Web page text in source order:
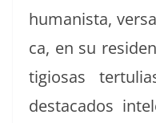
human­ista,
ca, en su
ti­giosas
desta­ca­dos